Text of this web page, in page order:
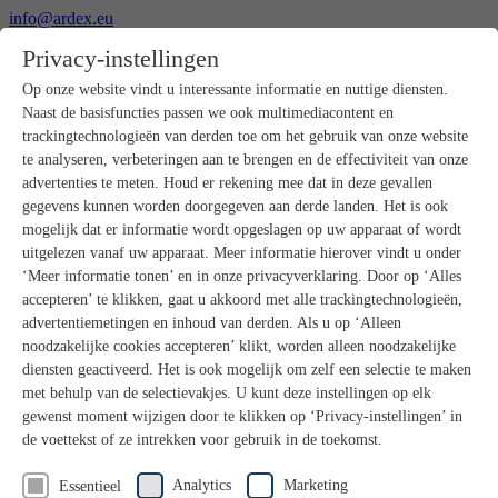
info@ardex.eu
Nederlands
Producten
Productoverzicht
Ruwbouw
Dekvloeren
Voorbereiding ondergrond
Vloeregalisaties
Afdichtingen
Tegellijmen
Voegmortels
Voegen / Siliconen
Montagelijmen
Natuursteenprogramma
Vloerbedekkings- en parketlijmen
Wandegalesaties
Accessoires
PANDOMO®
GUTJAHR – Perfect in systeem
Service
Privacy-instellingen
Op onze website vindt u interessante informatie en nuttige diensten.
Naast de basisfuncties passen we ook multimediacontent en
trackingtechnologieën van derden toe om het gebruik van onze website
te analyseren, verbeteringen aan te brengen en de effectiviteit van onze
advertenties te meten. Houd er rekening mee dat in deze gevallen
gegevens kunnen worden doorgegeven aan derde landen. Het is ook
mogelijk dat er informatie wordt opgeslagen op uw apparaat of wordt
uitgelezen vanaf uw apparaat. Meer informatie hierover vindt u onder
‘Meer informatie tonen’ en in onze privacyverklaring. Door op ‘Alles
accepteren’ te klikken, gaat u akkoord met alle trackingtechnologieën,
advertentiemetingen en inhoud van derden. Als u op ‘Alleen
noodzakelijke cookies accepteren’ klikt, worden alleen noodzakelijke
diensten geactiveerd. Het is ook mogelijk om zelf een selectie te maken
met behulp van de selectievakjes. U kunt deze instellingen op elk
gewenst moment wijzigen door te klikken op ‘Privacy-instellingen’ in
de voettekst of ze intrekken voor gebruik in de toekomst.
Essentieel Analytics Marketing